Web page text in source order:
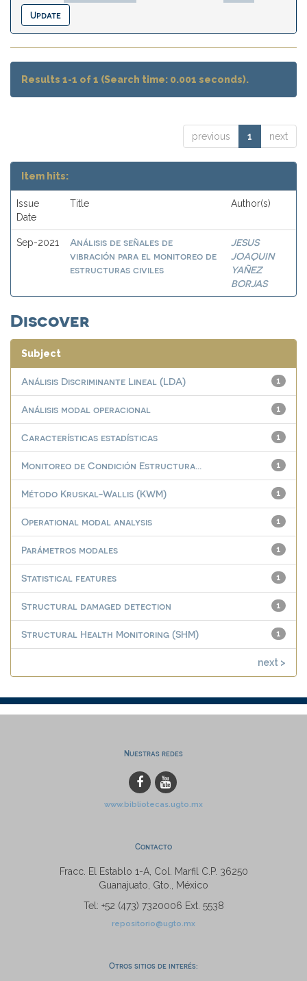
Results 1-1 of 1 (Search time: 0.001 seconds).
previous 1 next
Item hits:
Issue
Date
Title Author(s)
Sep-2021
Análisis de señales de
vibración para el monitoreo de
estructuras civiles
JESUS
JOAQUIN
YAÑEZ
BORJAS
Discover
Subject
1
Análisis Discriminante Lineal (LDA)
1
Análisis modal operacional
1
Características estadísticas
1
Monitoreo de Condición Estructura...
1
Método Kruskal-Wallis (KWM)
1
Operational modal analysis
1
Parámetros modales
1
Statistical features
1
Structural damaged detection
1
Structural Health Monitoring (SHM)
next >
Nuestras redes
www.bibliotecas.ugto.mx
Contacto
Fracc. El Establo 1-A, Col. Marfil C.P. 36250
Guanajuato, Gto., México
Tel: +52 (473) 7320006 Ext. 5538
repositorio@ugto.mx
Otros sitios de interés: